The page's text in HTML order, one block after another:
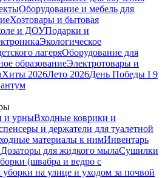
Оборудование и мебель для
Хозтовары и бытовая
и ДОУПодарки и
Экологическое
лагеряОборудование для
образованиеЭлектротовары и
Хиты 2026Лето 2026День Победы I 9
и урныВходные коврики и
и держатели для туалетной
материалы к нимИнвентарь
Дозаторы для жидкого мылаСушилки
(швабра и ведро с
на улице и уходом за почвой